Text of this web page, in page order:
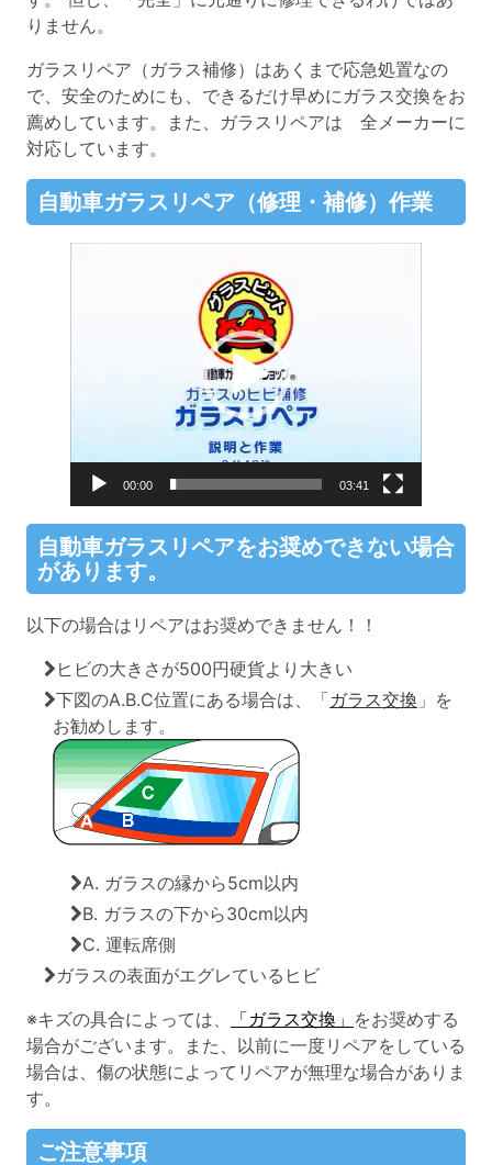
りません。
ガラスリペア（ガラス補修）はあくまで応急処置なの
で、安全のためにも、できるだけ早めにガラス交換をお
薦めしています。また、ガラスリペアは 全メーカーに
対応しています。
自動車ガラスリペア（修理・補修）作業
画
プ
レ
ー
ヤ
ー
00:00 03:41
自動車ガラスリペアをお奨めできない場合
があります。
以下の場合はリペアはお奨めできません！！
ヒビの大きさが500円硬貨より大きい
下図のA.B.C位置にある場合は、「ガラス交換 」を
お勧めします。
A. ガラスの縁から5cm以内
B. ガラスの下から30cm以内
C. 運転席側
ガラスの表面がエグレているヒビ
※キズの具合によっては、
「ガラス交換」 をお奨めする
場合がございます。また、以前に一度リペアをしている
場合は、傷の状態によってリペアが無理な場合がありま
す。
ご注意事項